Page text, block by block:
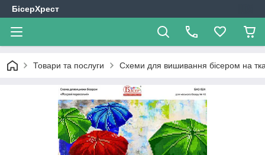
БісерХрест
Товари та послуги Схеми для вишивання бісером на